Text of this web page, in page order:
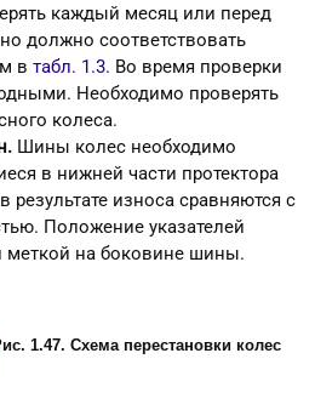
каждый месяц или перед
должно соответствовать
в табл. 1.3. Во время проверки
Необходимо проверять
колеса.
Шины колес необходимо
в нижней части протектора
результате износа сравняются с
Положение указателей
меткой на боковине шины.
1.47. Схема перестановки колес